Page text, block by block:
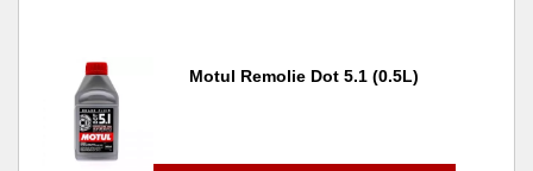
Motul Remolie Dot 5.1 (0.5L)